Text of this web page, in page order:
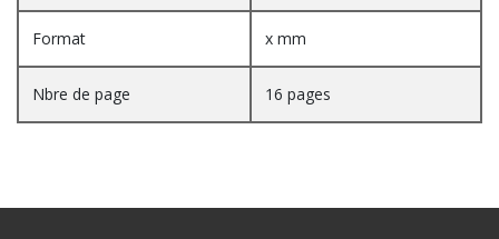
Format x mm
Nbre de page 16 pages